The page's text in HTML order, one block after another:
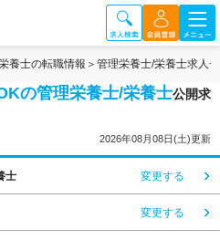
養士の転職情報 管理栄養士/栄養士求人
の管理栄養士/栄養士公開求
2026年08月08日(土)更新
士 変更する
変更する